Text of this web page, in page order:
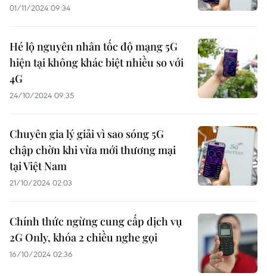
01/11/2024 09:34
Hé lộ nguyên nhân tốc độ mạng 5G
hiện tại không khác biệt nhiều so với
4G
24/10/2024 09:35
Chuyên gia lý giải vì sao sóng 5G
chập chờn khi vừa mới thương mại
tại Việt Nam
21/10/2024 02:03
Chính thức ngừng cung cấp dịch vụ
2G Only, khóa 2 chiều nghe gọi
16/10/2024 02:36